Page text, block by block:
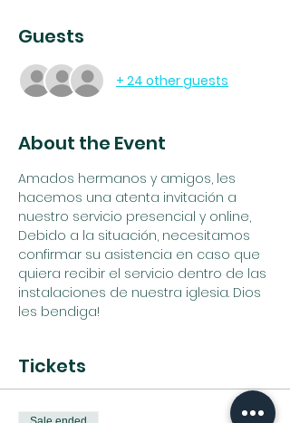
Guests
+ 24 other guests
About the Event
Amados hermanos y amigos, les
hacemos una atenta invitación a
nuestro servicio presencial y online,
Debido a la situación, necesitamos
confirmar su asistencia en caso que
quiera recibir el servicio dentro de las
instalaciones de nuestra iglesia. Dios
les bendiga!
Tickets